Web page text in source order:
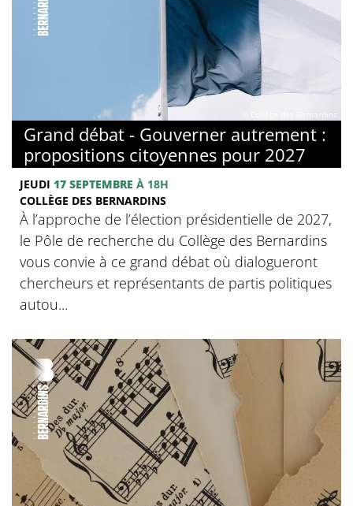
Grand débat - Gouverner autrement :
propositions citoyennes pour 2027
JEUDI 17 SEPTEMBRE À 18H
COLLÈGE DES BERNARDINS
À l’approche de l’élection présidentielle de 2027,
le Pôle de recherche du Collège des Bernardins
vous convie à ce grand débat où dialogueront
chercheurs et représentants de partis politiques
autou...